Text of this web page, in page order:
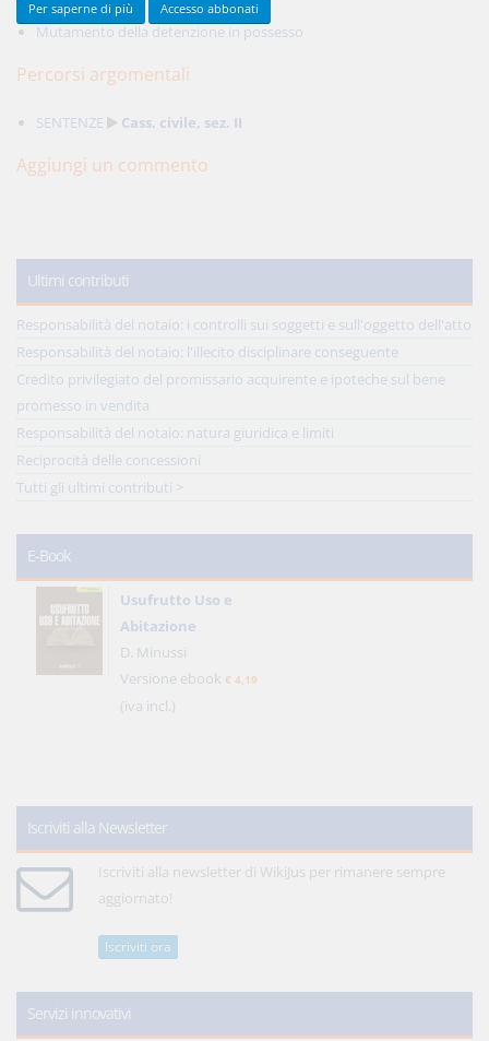
Mutamento della detenzione in possesso
Percorsi argomentali
SENTENZE Cass. civile, sez. II
Aggiungi un commento
Ultimi contributi
Responsabilità del notaio: i controlli sui soggetti e sull'oggetto dell'atto
Responsabilità del notaio: l'illecito disciplinare conseguente
Credito privilegiato del promissario acquirente e ipoteche sul bene
promesso in vendita
Responsabilità del notaio: natura giuridica e limiti
Reciprocità delle concessioni
Tutti gli ultimi contributi >
E-Book
Usufrutto Uso e
Abitazione
D. Minussi
Versione ebook € 4,19
(iva incl.)
Iscriviti alla Newsletter
Iscriviti alla newsletter di WikiJus per rimanere sempre
aggiornato!
Iscriviti ora
Servizi innovativi
Per saperne di più Accesso abbonati